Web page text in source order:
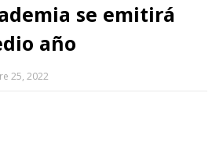
se emitirá
año
25, 2022